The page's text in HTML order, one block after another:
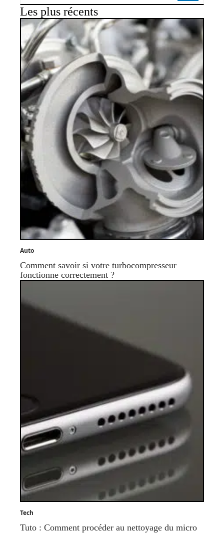
Les plus récents
Auto
Comment savoir si votre turbocompresseur
fonctionne correctement ?
Tech
Tuto : Comment procéder au nettoyage du micro